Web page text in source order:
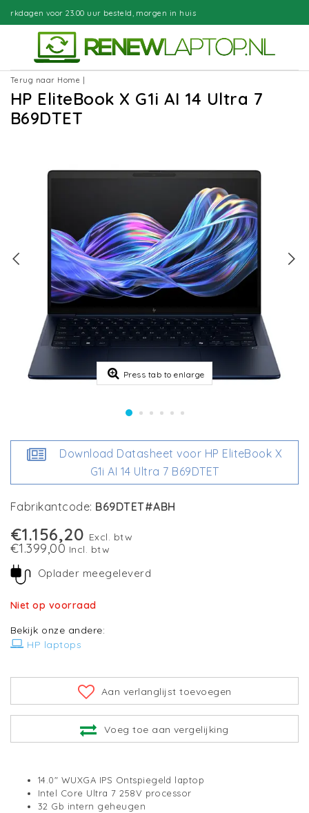
morgen in huis
Terug naar Home
HP EliteBook X G1i AI 14 Ultra 7
B69DTET
Press tab to enlarge
Download Datasheet voor HP EliteBook X
G1i AI 14 Ultra 7 B69DTET
Fabrikantcode: B69DTET#ABH
€1.156,20 Excl. btw
€1.399,00 Incl. btw
Oplader meegeleverd
Niet op voorraad
Bekijk onze andere:
HP laptops
Aan verlanglijst toevoegen
Voeg toe aan vergelijking
14.0" WUXGA IPS Ontspiegeld laptop
Intel Core Ultra 7 258V processor
32 Gb intern geheugen